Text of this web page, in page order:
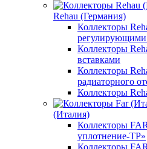
Rehau (Германия)
Коллекторы
регулирующими
Коллекторы
вставками
Коллекторы
радиаторного
Коллекторы
(Италия)
Коллекторы
уплотнение-TP»
Коллекторы